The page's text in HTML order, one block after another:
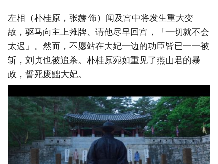
左相（朴桂原，张赫 饰）闻及宫中将发生重大变
故，驱马向主上摊牌、请他尽早回宫，「一切就不会
太迟」。然而，不愿站在大妃一边的功臣皆已一一被
斩，刘贞也被追杀。朴桂原宛如重见了燕山君的暴
政，誓死废黜大妃。